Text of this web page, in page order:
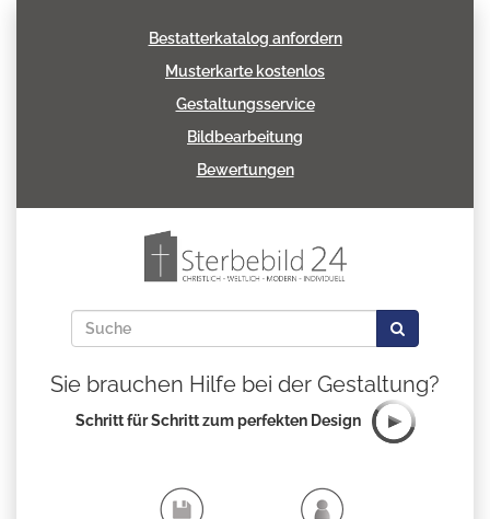
Bestatterkatalog anfordern
Musterkarte kostenlos
Gestaltungsservice
Bildbearbeitung
Bewertungen
Sie brauchen Hilfe bei der Gestaltung?
Schritt für Schritt zum perfekten Design